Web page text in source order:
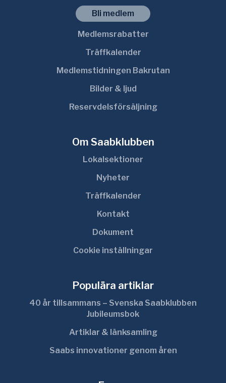
Bli medlem
Medlemsrabatter
Träffkalender
Medlemstidningen Bakrutan
Bilder & ljud
Reservdelsförsäljning
Om Saabklubben
Lokalsektioner
Nyheter
Träffkalender
Kontakt
Dokument
Cookie inställningar
Populära artiklar
40 år tillsammans – Svenska Saabklubben
Jubileumsbok
Artiklar & länksamling
Saabs innovationer genom åren